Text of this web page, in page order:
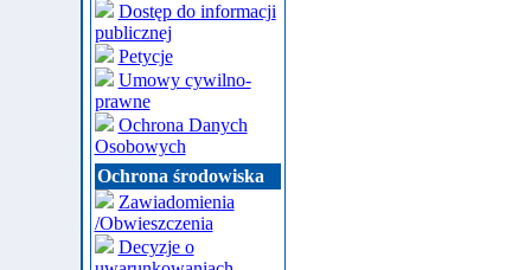
Dostęp do informacji
publicznej
Petycje
Umowy cywilno-
prawne
Ochrona Danych
Osobowych
Ochrona środowiska
Zawiadomienia
/Obwieszczenia
Decyzje o